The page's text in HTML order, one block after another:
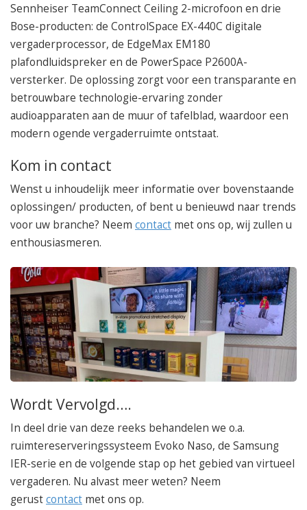
Sennheiser TeamConnect Ceiling 2-microfoon en drie
Bose-producten: de ControlSpace EX-440C digitale
vergaderprocessor, de EdgeMax EM180
plafondluidspreker en de PowerSpace P2600A-
versterker. De oplossing zorgt voor een transparante en
betrouwbare technologie-ervaring zonder
audioapparaten aan de muur of tafelblad, waardoor een
modern ogende vergaderruimte ontstaat.
Kom in contact
Wenst u inhoudelijk meer informatie over bovenstaande
oplossingen/ producten, of bent u benieuwd naar trends
voor uw branche? Neem contact met ons op, wij zullen u
enthousiasmeren.
Wordt Vervolgd….
In deel drie van deze reeks behandelen we o.a.
ruimtereserveringssysteem Evoko Naso, de Samsung
IER-serie en de volgende stap op het gebied van virtueel
vergaderen. Nu alvast meer weten? Neem
gerustcontact met ons op.